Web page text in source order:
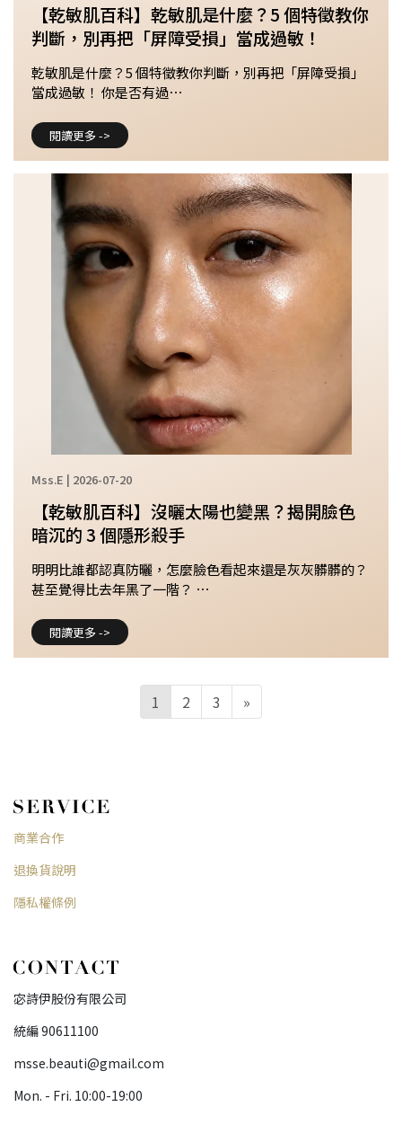
【乾敏肌百科】乾敏肌是什麼？5 個特徵教你
判斷，別再把「屏障受損」當成過敏！
乾敏肌是什麼？5 個特徵教你判斷，別再把「屏障受損」
當成過敏！ 你是否有過⋯
閱讀更多 ->
【乾敏肌百科】沒曬太陽也變黑？揭開臉色
暗沉的 3 個隱形殺手
Mss.E | 2026-07-20
明明比誰都認真防曬，怎麼臉色看起來還是灰灰髒髒的？
甚至覺得比去年黑了一階？ ⋯
閱讀更多 ->
1 2 3 »
商業合作
退換貨說明
隱私權條例
宓詩伊股份有限公司
統編 90611100
msse.beauti@gmail.com
Mon. - Fri. 10:00-19:00